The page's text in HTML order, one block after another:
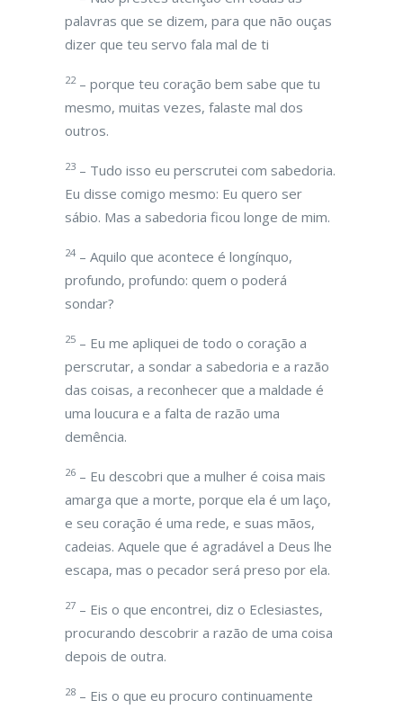
palavras que se dizem, para que não ouças
dizer que teu servo fala mal de ti
22– porque teu coração bem sabe que tu
mesmo, muitas vezes, falaste mal dos
outros.
23 – Tudo isso eu perscrutei com sabedoria.
Eu disse comigo mesmo: Eu quero ser
sábio. Mas a sabedoria ficou longe de mim.
24 – Aquilo que acontece é longínquo,
profundo, profundo: quem o poderá
sondar?
25 – Eu me apliquei de todo o coração a
perscrutar, a sondar a sabedoria e a razão
das coisas, a reconhecer que a maldade é
uma loucura e a falta de razão uma
demência.
26 – Eu descobri que a mulher é coisa mais
amarga que a morte, porque ela é um laço,
e seu coração é uma rede, e suas mãos,
cadeias. Aquele que é agradável a Deus lhe
escapa, mas o pecador será preso por ela.
27 – Eis o que encontrei, diz o Eclesiastes,
procurando descobrir a razão de uma coisa
depois de outra.
28 – Eis o que eu procuro continuamente